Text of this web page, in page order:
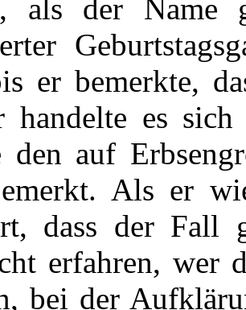
als der Name
er bemerkte,
handelte es
den auf
Als er
dass der Fall
erfahren, wer
bei der